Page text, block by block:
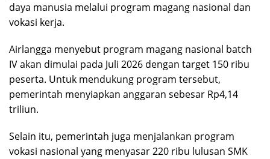
daya manusia melalui program magang nasional dan
vokasi kerja.
Airlangga menyebut program magang nasional batch
IV akan dimulai pada Juli 2026 dengan target 150 ribu
peserta. Untuk mendukung program tersebut,
pemerintah menyiapkan anggaran sebesar Rp4,14
triliun.
Selain itu, pemerintah juga menjalankan program
vokasi nasional yang menyasar 220 ribu lulusan SMK